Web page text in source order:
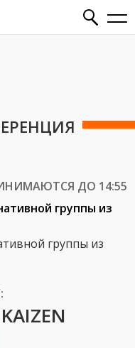
ДО 14:55
группы из
группы из
KAIZEN